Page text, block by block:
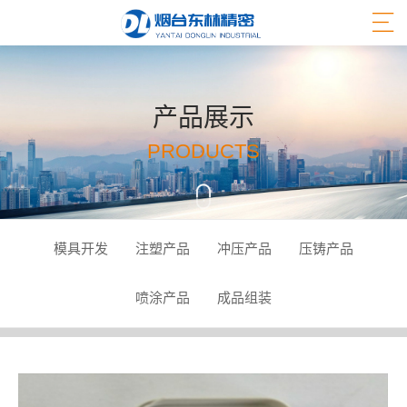
产品展示
PRODUCTS
模具开发 注塑产品 冲压产品 压铸产品
喷涂产品 成品组装